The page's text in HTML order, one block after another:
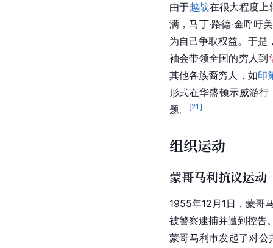
由于越战在很大程度上
满，马丁·路德·金呼吁
为自己争取权益。于是
袖会带领全国的穷人到
其他各族裔穷人，如印
形式在华盛顿示威游
题。
[21 ]
组织运动
蒙哥马利抗议运动
1955年12月1日，蒙哥
被警察逮捕并遭到控告
蒙哥马利市发起了对